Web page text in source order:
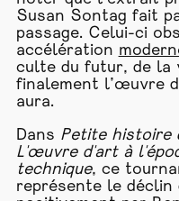
Susan Sontag fait
passage. Celui-ci
accélération
culte du futur, de la
finalement l’œuvre
aura.
Dans Petite histoire
L'œuvre d'art à
technique, ce
représente le déclin